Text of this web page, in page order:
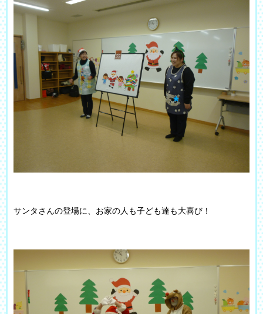
サンタさんの登場に、お家の人も子ども達も大喜び！